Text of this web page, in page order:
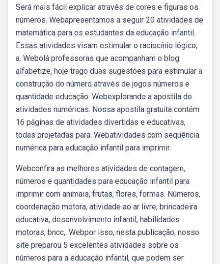
Será mais fácil explicar através de cores e figuras os
números. Webapresentamos a seguir 20 atividades de
matemática para os estudantes da educação infantil.
Essas atividades visam estimular o raciocínio lógico,
a. Webolá professoras que acompanham o blog
alfabetize, hoje trago duas sugestões para estimular a
construção do número através de jogos números e
quantidade educação. Webexplorando a apostila de
atividades numéricas. Nossa apostila gratuita contém
16 páginas de atividades divertidas e educativas,
todas projetadas para. Webatividades com sequência
numérica para educação infantil para imprimir.
Webconfira as melhores atividades de contagem,
números e quantidades para educação infantil para
imprimir com animais, frutas, flores, formas. Números,
coordenação motora, atividade ao ar livre, brincadeira
educativa, desenvolvimento infantil, habilidades
motoras, bncc,. Webpor isso, nesta publicação, nosso
site preparou 5 excelentes atividades sobre os
números para a educação infantil, que podem ser